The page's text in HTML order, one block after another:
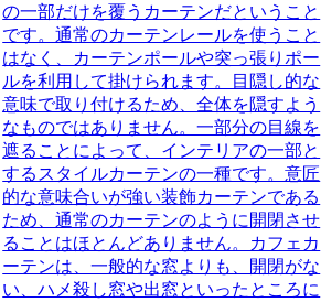
の一部だけを覆うカーテンだということ
です。通常のカーテンレールを使うこと
はなく、カーテンポールや突っ張りポー
ルを利用して掛けられます。目隠し的な
意味で取り付けるため、全体を隠すよう
なものではありません。一部分の目線を
遮ることによって、インテリアの一部と
するスタイルカーテンの一種です。意匠
的な意味合いが強い装飾カーテンである
ため、通常のカーテンのように開閉させ
ることはほとんどありません。カフェカ
ーテンは、一般的な窓よりも、開閉がな
い、ハメ殺し窓や出窓といったところに